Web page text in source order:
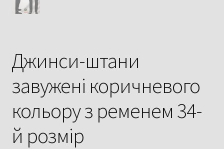
Джинси-штани
завужені коричневого
кольору з ременем 34-
й розмір